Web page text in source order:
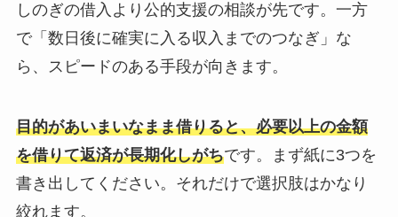
しのぎの借入より公的支援の相談が先です。一方
で「数日後に確実に入る収入までのつなぎ」な
ら、スピードのある手段が向きます。
目的があいまいなまま借りると、必要以上の金額
を借りて返済が長期化しがちです。まず紙に3つを
書き出してください。それだけで選択肢はかなり
絞れます。